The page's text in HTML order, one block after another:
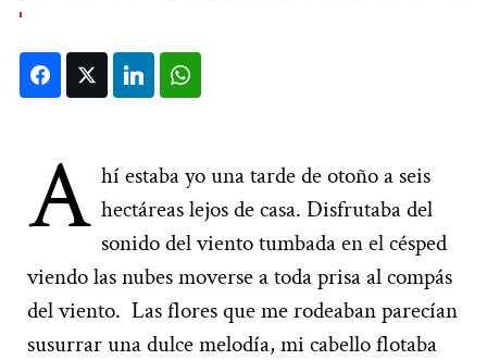
FacebookTwitter LinkedIn
A hí estaba yo una tarde de otoño a seis
hectáreas lejos de casa. Disfrutaba del
sonido del viento tumbada en el césped
viendo las nubes moverse a toda prisa al compás
del viento. Las flores que me rodeaban parecían
susurrar una dulce melodía, mi cabello flotaba